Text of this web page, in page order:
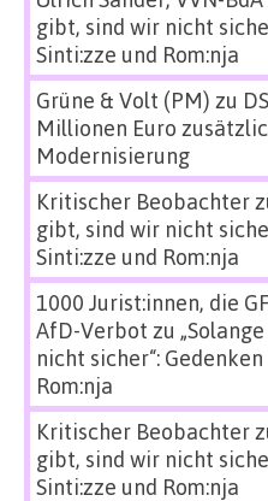
gibt, sind wir nicht
Sinti:zze und Rom:nja
Grüne & Volt (PM) zu
Millionen Euro
Modernisierung
Kritischer Beobachter
gibt, sind wir nicht
Sinti:zze und Rom:nja
1000 Jurist:innen, die
AfD-Verbot zu
nicht sicher“:
Rom:nja
Kritischer Beobachter
gibt, sind wir nicht
Sinti:zze und Rom:nja